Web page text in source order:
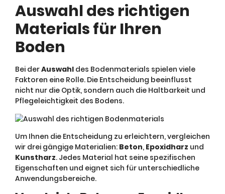
Auswahl des richtigen
Materials für Ihren
Boden
Bei derAuswahl des Bodenmaterials spielen viele
Faktoren eine Rolle. Die Entscheidung beeinflusst
nicht nur die Optik, sondern auch die Haltbarkeit und
Pflegeleichtigkeit des Bodens.
Um Ihnen die Entscheidung zu erleichtern, vergleichen
wir drei gängige Materialien: Beton, Epoxidharz und
Kunstharz. Jedes Material hat seine spezifischen
Eigenschaften und eignet sich für unterschiedliche
Anwendungsbereiche.